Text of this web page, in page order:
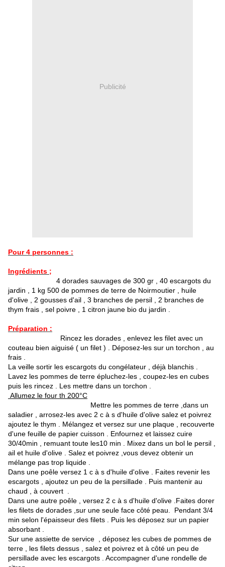
Publicité
Pour 4 personnes :
Ingrédients ;
4 dorades sauvages de 300 gr , 40 escargots du
jardin , 1 kg 500 de pommes de terre de Noirmoutier , huile
d'olive , 2 gousses d'ail , 3 branches de persil , 2 branches de
thym frais , sel poivre , 1 citron jaune bio du jardin .
Préparation :
Rincez les dorades , enlevez les filet avec un
couteau bien aiguisé ( un filet ) . Déposez-les sur un torchon , au
frais .
La veille sortir les escargots du congélateur , déjà blanchis .
Lavez les pommes de terre épluchez-les , coupez-les en cubes
puis les rincez . Les mettre dans un torchon .
Allumez le four th 200°C
Mettre les pommes de terre ,dans un
saladier , arrosez-les avec 2 c à s d'huile d'olive salez et poivrez
ajoutez le thym . Mélangez et versez sur une plaque , recouverte
d'une feuille de papier cuisson . Enfournez et laissez cuire
30/40min , remuant toute les10 min . Mixez dans un bol le persil ,
ail et huile d'olive . Salez et poivrez ,vous devez obtenir un
mélange pas trop liquide .
Dans une poêle versez 1 c à s d'huile d'olive . Faites revenir les
escargots , ajoutez un peu de la persillade . Puis mantenir au
chaud , à couvert .
Dans une autre poêle , versez 2 c à s d'huile d'olive .Faites dorer
les filets de dorades ,sur une seule face côté peau. Pendant 3/4
min selon l'épaisseur des filets . Puis les déposez sur un papier
absorbant .
Sur une assiette de service , déposez les cubes de pommes de
terre , les filets dessus , salez et poivrez et à côté un peu de
persillade avec les escargots . Accompagner d'une rondelle de